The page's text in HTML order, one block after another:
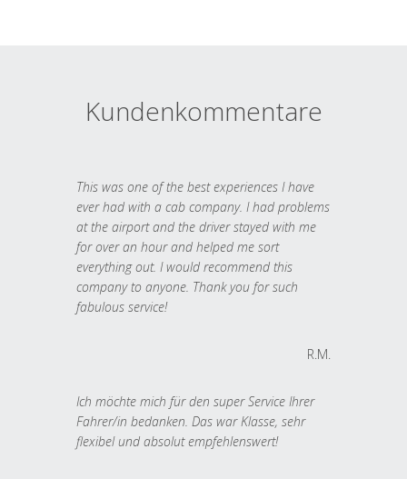
Kundenkommentare
This was one of the best experiences I have
ever had with a cab company. I had problems
at the airport and the driver stayed with me
for over an hour and helped me sort
everything out. I would recommend this
company to anyone. Thank you for such
fabulous service!
R.M.
Ich möchte mich für den super Service Ihrer
Fahrer/in bedanken. Das war Klasse, sehr
flexibel und absolut empfehlenswert!